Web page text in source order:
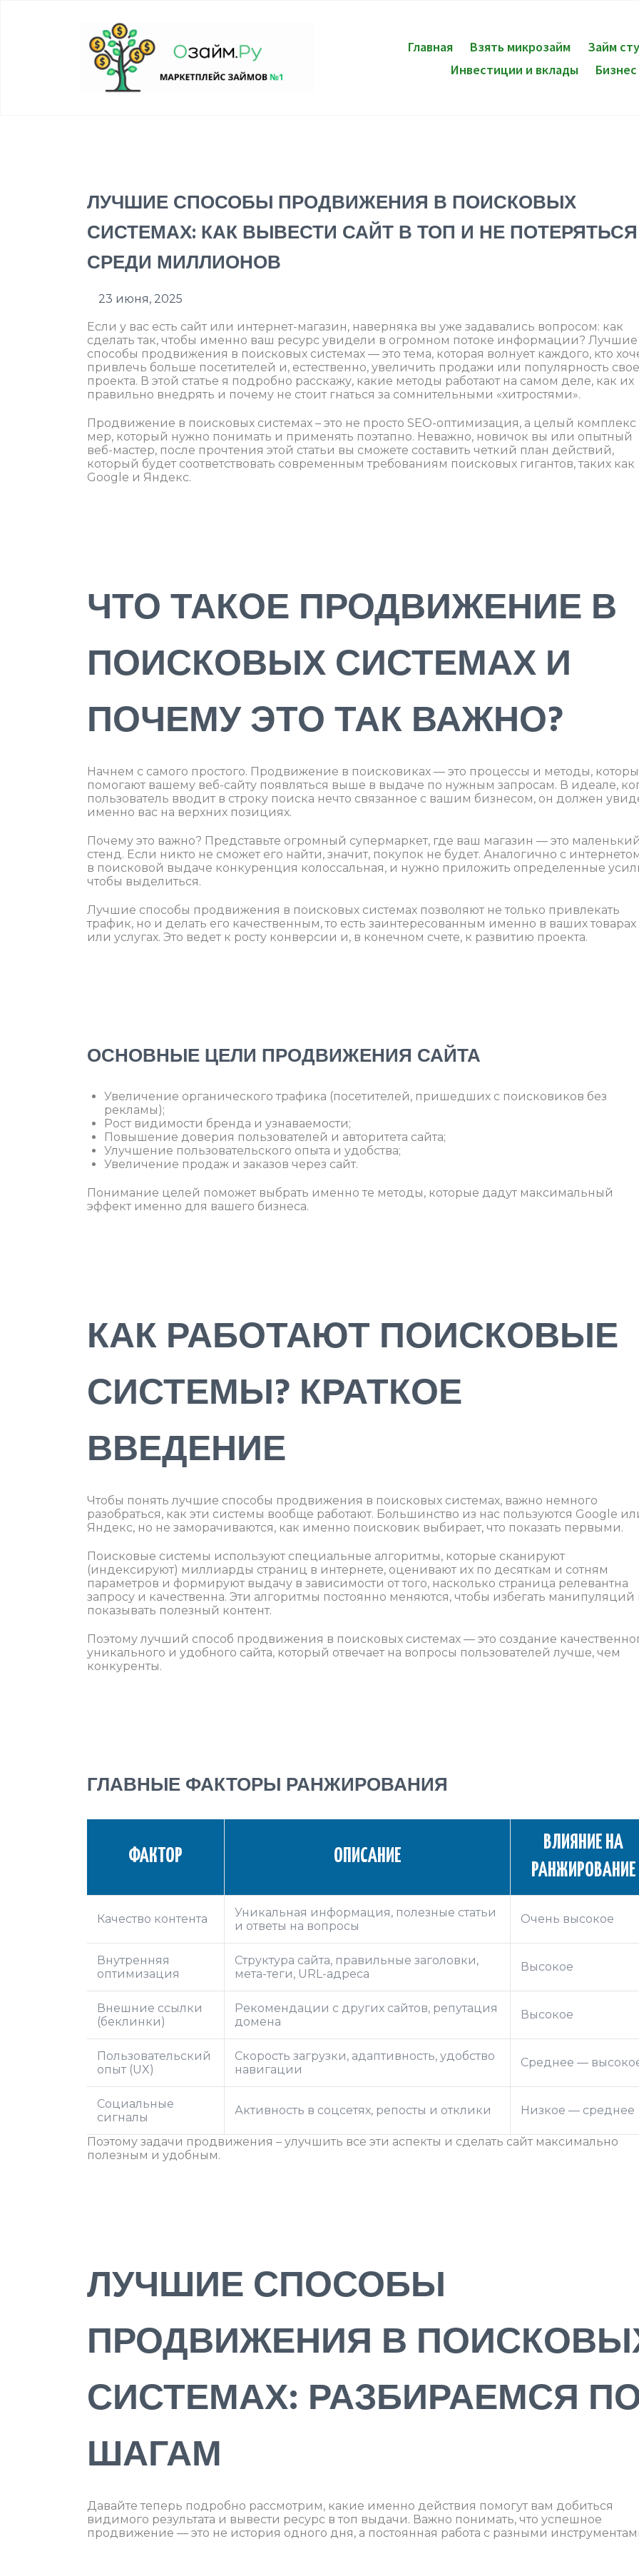
Главная Взять микрозайм
Займ
Инвестиции и вклады
Бизнес
ЛУЧШИЕ СПОСОБЫ ПРОДВИЖЕНИЯ В ПОИСКОВЫХ
СИСТЕМАХ: КАК ВЫВЕСТИ САЙТ В ТОП И НЕ ПОТЕРЯТЬСЯ
СРЕДИ МИЛЛИОНОВ
23 июня, 2025
Если у вас есть сайт или интернет-магазин, наверняка вы уже задавались вопросом: как
сделать так, чтобы именно ваш ресурс увидели в огромном потоке информации? Лучшие
способы продвижения в поисковых системах — это тема, которая волнует каждого, кто
привлечь больше посетителей и, естественно, увеличить продажи или популярность
проекта. В этой статье я подробно расскажу, какие методы работают на самом деле, как их
правильно внедрять и почему не стоит гнаться за сомнительными «хитростями».
Продвижение в поисковых системах – это не просто SEO-оптимизация, а целый комплекс
мер, который нужно понимать и применять поэтапно. Неважно, новичок вы или опытный
веб-мастер, после прочтения этой статьи вы сможете составить четкий план действий,
который будет соответствовать современным требованиям поисковых гигантов, таких как
Google и Яндекс.
ЧТО ТАКОЕ ПРОДВИЖЕНИЕ В
ПОИСКОВЫХ СИСТЕМАХ И
ПОЧЕМУ ЭТО ТАК ВАЖНО?
Начнем с самого простого. Продвижение в поисковиках — это процессы и методы,
помогают вашему веб-сайту появляться выше в выдаче по нужным запросам. В идеале,
пользователь вводит в строку поиска нечто связанное с вашим бизнесом, он должен
именно вас на верхних позициях.
Почему это важно? Представьте огромный супермаркет, где ваш магазин — это
стенд. Если никто не сможет его найти, значит, покупок не будет. Аналогично с
в поисковой выдаче конкуренция колоссальная, и нужно приложить определенные
чтобы выделиться.
Лучшие способы продвижения в поисковых системах позволяют не только привлекать
трафик, но и делать его качественным, то есть заинтересованным именно в ваших товарах
или услугах. Это ведет к росту конверсии и, в конечном счете, к развитию проекта.
ОСНОВНЫЕ ЦЕЛИ ПРОДВИЖЕНИЯ САЙТА
Увеличение органического трафика (посетителей, пришедших с поисковиков без
рекламы);
Рост видимости бренда и узнаваемости;
Повышение доверия пользователей и авторитета сайта;
Улучшение пользовательского опыта и удобства;
Увеличение продаж и заказов через сайт.
Понимание целей поможет выбрать именно те методы, которые дадут максимальный
эффект именно для вашего бизнеса.
КАК РАБОТАЮТ ПОИСКОВЫЕ
СИСТЕМЫ? КРАТКОЕ
ВВЕДЕНИЕ
Чтобы понять лучшие способы продвижения в поисковых системах, важно немного
разобраться, как эти системы вообще работают. Большинство из нас пользуются Google
Яндекс, но не заморачиваются, как именно поисковик выбирает, что показать первыми.
Поисковые системы используют специальные алгоритмы, которые сканируют
(индексируют) миллиарды страниц в интернете, оценивают их по десяткам и сотням
параметров и формируют выдачу в зависимости от того, насколько страница релевантна
запросу и качественна. Эти алгоритмы постоянно меняются, чтобы избегать манипуляций
показывать полезный контент.
Поэтому лучший способ продвижения в поисковых системах — это создание
уникального и удобного сайта, который отвечает на вопросы пользователей лучше, чем
конкуренты.
ГЛАВНЫЕ ФАКТОРЫ РАНЖИРОВАНИЯ
ФАКТОР ОПИСАНИЕ
ВЛИЯНИЕ НА
РАНЖИРОВАНИЕ
Качество контента
Уникальная информация, полезные статьи
и ответы на вопросы
Очень высокое
Внутренняя
оптимизация
Структура сайта, правильные заголовки,
мета-теги, URL-адреса
Высокое
Внешние ссылки
(беклинки)
Рекомендации с других сайтов, репутация
домена
Высокое
Пользовательский
опыт (UX)
Скорость загрузки, адаптивность, удобство
навигации
Среднее —
Социальные
сигналы
Активность в соцсетях, репосты и отклики Низкое — среднее
Поэтому задачи продвижения – улучшить все эти аспекты и сделать сайт максимально
полезным и удобным.
ЛУЧШИЕ СПОСОБЫ
ПРОДВИЖЕНИЯ В
СИСТЕМАХ: РАЗБИРАЕМСЯ
ШАГАМ
Давайте теперь подробно рассмотрим, какие именно действия помогут вам добиться
видимого результата и вывести ресурс в топ выдачи. Важно понимать, что успешное
продвижение — это не история одного дня, а постоянная работа с разными